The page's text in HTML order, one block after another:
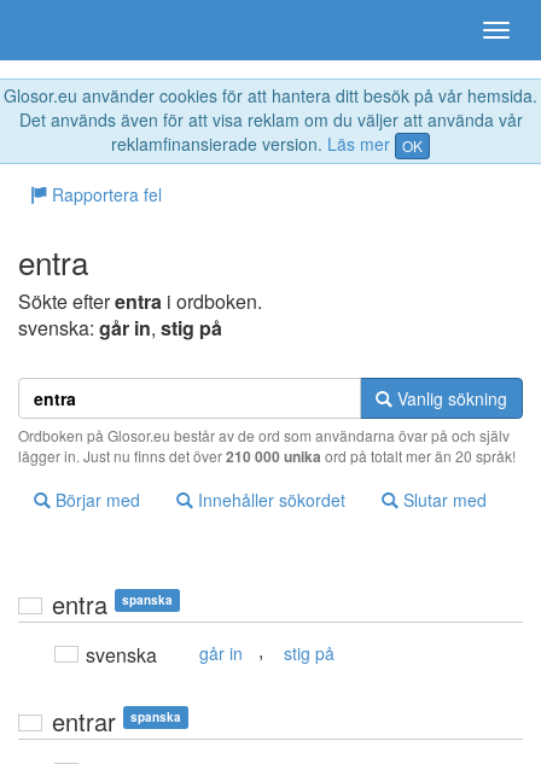
Glosor.eu använder cookies för att hantera ditt besök på vår hemsida.
Det används även för att visa reklam om du väljer att använda vår
reklamfinansierade version. Läs mer OK
Rapportera fel
entra
Sökte efterentra i ordboken.
svenska: går in, stig på
Vanlig sökning
Ordboken på Glosor.eu består av de ord som användarna övar på och själv
lägger in. Just nu finns det över210 000 unika ord på totalt mer än 20 språk!
Börjar med Innehåller sökordet Slutar med
entra spanska
svenska går in , stig på
entrar spanska